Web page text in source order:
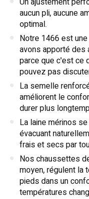
aucun pli, aucune
optimal.
Notre 1466 est
avons apporté des
parce que c'est ce
pouvez pas
La semelle
améliorent le
durer plus
La laine mérinos
évacuant
frais et secs par
Nos chaussettes
moyen, régulent la
pieds dans un
températures